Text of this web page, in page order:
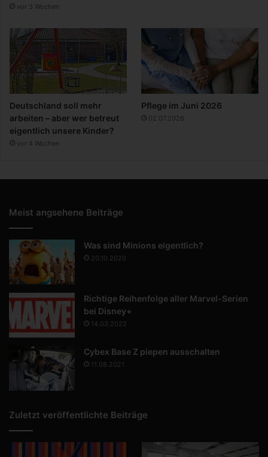
vor 3 Wochen
Deutschland soll mehr
arbeiten – aber wer betreut
eigentlich unsere Kinder?
vor 4 Wochen
Pflege im Juni 2026
02.07.2026
Meist angsehene Beiträge
Was sind Minions eigentlich?
20.10.2020
Richtige Reihenfolge aller Marvel-Serien
bei Disney+
14.03.2022
Cybex Base Z piepen ausschalten
11.08.2021
Zuletzt veröffentlichte Beiträge